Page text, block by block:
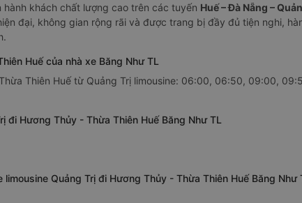
khách chất lượng cao trên các tuyến Huế – Đà Nẵng –
đại, không gian rộng rãi và được trang bị đầy đủ tiện nghi,
Huế của nhà xe Băng Như TL
Thiên Huế từ Quảng Trị limousine: 06:00, 06:50, 09:00,
đi Hương Thủy - Thừa Thiên Huế Băng Như TL
Quảng Trị đi Hương Thủy - Thừa Thiên Huế Băng Như